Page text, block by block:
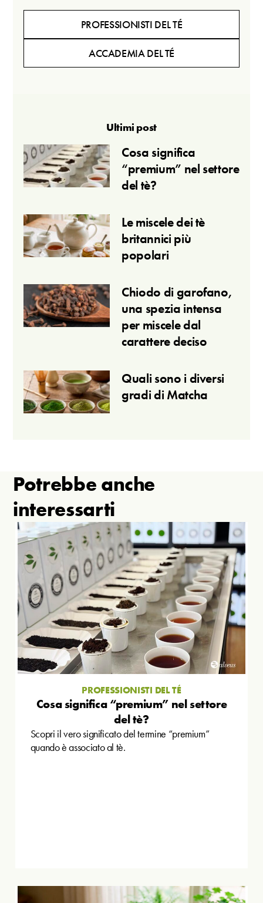
PROFESSIONISTI DEL TÉ
ACCADEMIA DEL TÉ
Ultimi post
Cosa significa
“premium” nel settore
del tè?
Le miscele dei tè
britannici più
popolari
Chiodo di garofano,
una spezia intensa
per miscele dal
carattere deciso
Quali sono i diversi
gradi di Matcha
Potrebbe anche
interessarti
PROFESSIONISTI DEL TÉ
Cosa significa “premium” nel settore
del tè?
Scopri il vero significato del termine “premium”
quando è associato al tè.